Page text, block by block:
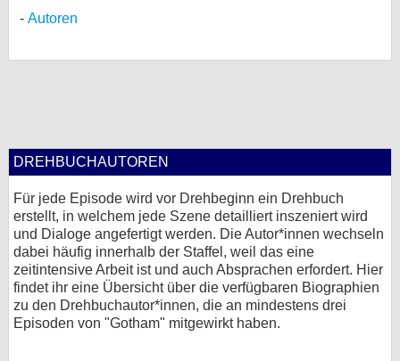
Autoren
DREHBUCHAUTOREN
Für jede Episode wird vor Drehbeginn ein Drehbuch
erstellt, in welchem jede Szene detailliert inszeniert wird
und Dialoge angefertigt werden. Die Autor*innen wechseln
dabei häufig innerhalb der Staffel, weil das eine
zeitintensive Arbeit ist und auch Absprachen erfordert. Hier
findet ihr eine Übersicht über die verfügbaren Biographien
zu den Drehbuchautor*innen, die an mindestens drei
Episoden von "Gotham" mitgewirkt haben.